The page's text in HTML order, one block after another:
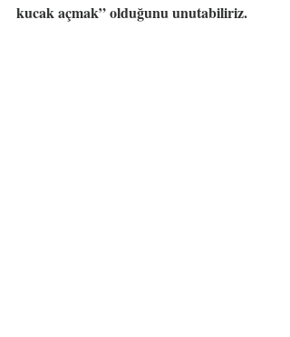
kucak açmak” olduğunu unutabiliriz.